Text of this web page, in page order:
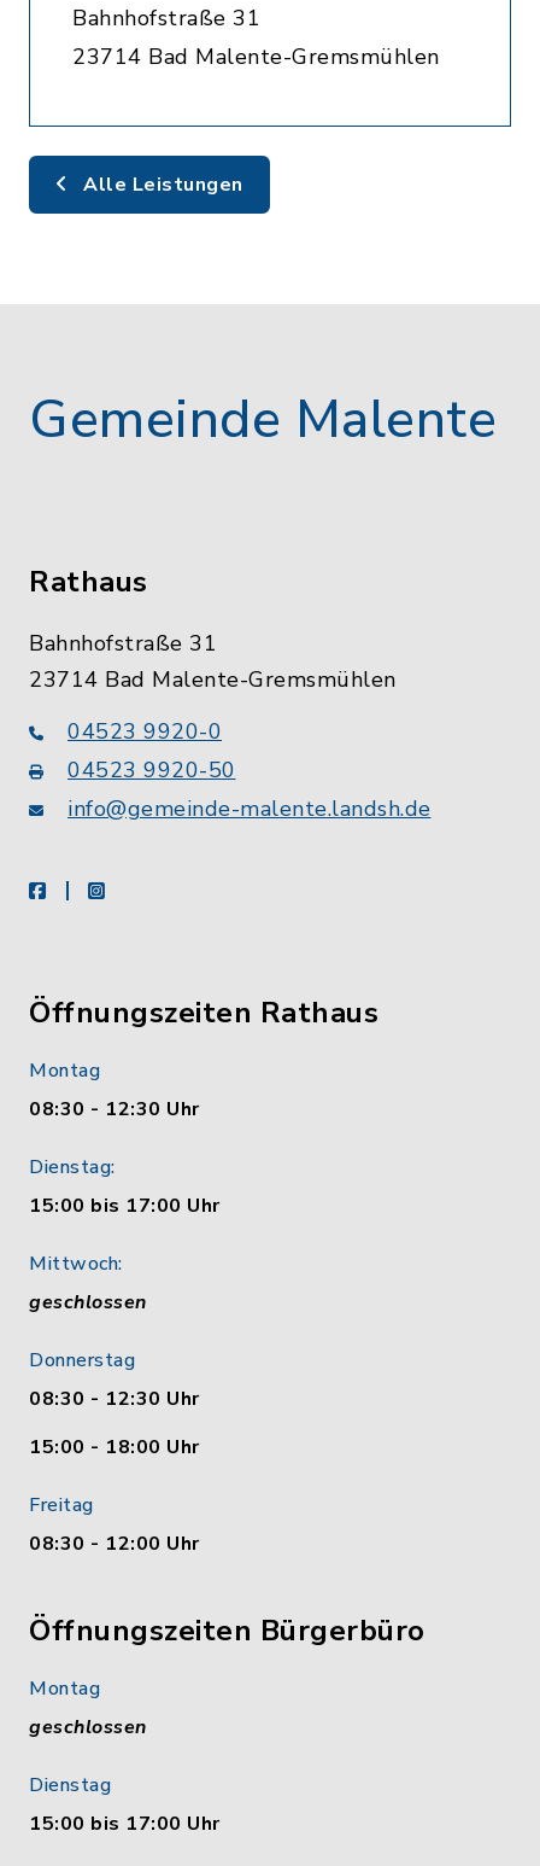
Bahnhofstraße 31
23714 Bad Malente-Gremsmühlen
Alle Leistungen
Gemeinde Malente
Rathaus
Bahnhofstraße 31
23714 Bad Malente-Gremsmühlen
04523 9920-0
04523 9920-50
info@gemeinde-malente.landsh.de
facebookinstagram
Öffnungszeiten Rathaus
Montag
08:30 - 12:30 Uhr
Dienstag:
15:00 bis 17:00 Uhr
Mittwoch:
geschlossen
Donnerstag
08:30 - 12:30 Uhr
15:00 - 18:00 Uhr
Freitag
08:30 - 12:00 Uhr
Öffnungszeiten Bürgerbüro
Montag
geschlossen
Dienstag
15:00 bis 17:00 Uhr